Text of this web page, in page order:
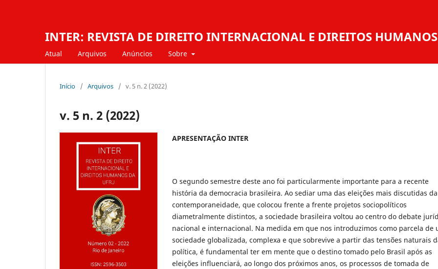
INTER: REVISTA DE DIREITO INTERNACIONAL E DIREITOS
Atual Arquivos Anúncios Sobre
Início / Arquivos / v. 5 n. 2 (2022)
v. 5 n. 2 (2022)
APRESENTAÇÃO INTER
O segundo semestre deste ano foi particularmente importante para a recente
história da democracia brasileira. Ao sediar uma das eleições mais discutidas da
contemporaneidade, que colocou frente a frente projetos sociopolíticos
diametralmente distintos, a sociedade brasileira voltou ao centro do debate
nacional e internacional. Na medida em que nos introduzimos como parcela de
sociedade globalizada, complexa e que sobrevive a partir das tensões naturais
política, é fundamental ter em mente que o destino tomado pelo Brasil após as
eleições influenciará, ao longo dos próximos anos, os processos de tomada de